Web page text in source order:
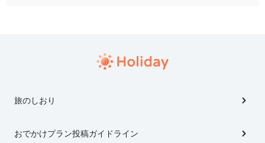
旅のしおり
おでかけプラン投稿ガイドライン